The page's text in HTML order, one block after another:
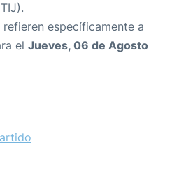
específicamente a
el Jueves, 06 de Agosto